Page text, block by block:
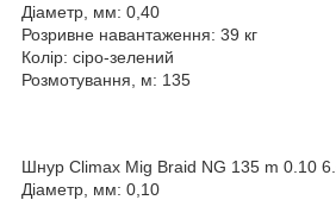
Діаметр, мм: 0,40
Розривне навантаження: 39 кг
Колір: сіро-зелений
Розмотування, м: 135
Шнур Climax Mig Braid NG 135 m 0.10
Діаметр, мм: 0,10